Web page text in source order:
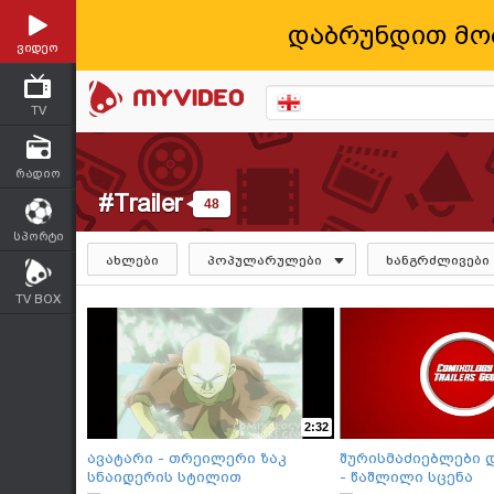
დაბრუნდით
ვიდეო
TV
რადიო
სპორტი
TV BOX
#Trailer 48
ახლები პოპულარულები ხანგრძლივები
2:32
ავატარი - თრეილერი ზაკ
სნაიდერის სტილით
შურისმაძიებლები
- წაშლილი სცენა